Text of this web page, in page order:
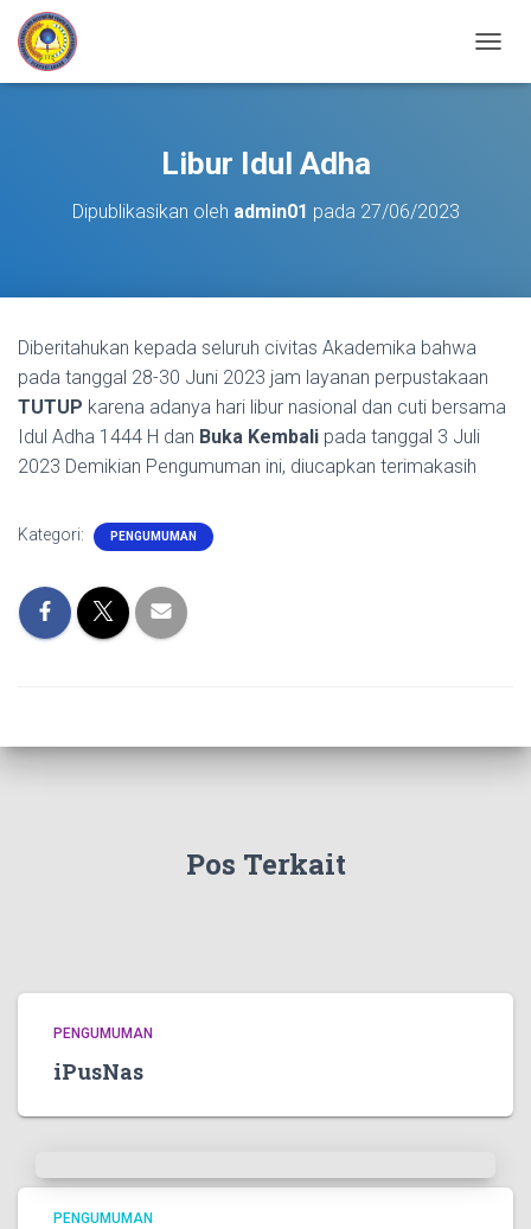
Libur Idul Adha
Dipublikasikan oleh admin01 pada 27/06/2023
Diberitahukan kepada seluruh civitas Akademika bahwa
pada tanggal 28-30 Juni 2023 jam layanan perpustakaan
TUTUP karena adanya hari libur nasional dan cuti bersama
Idul Adha 1444 H dan Buka Kembali pada tanggal 3 Juli
2023 Demikian Pengumuman ini, diucapkan terimakasih
Kategori: PENGUMUMAN
Pos Terkait
PENGUMUMAN
iPusNas
PENGUMUMAN